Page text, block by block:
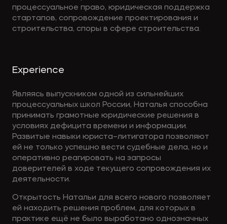
процессуальное право, юридическая поддержка
стартапов, сопровождение проектирования и
строительства, споры в сфере строительства.
Experience
Являясь выпускником одной из сильнейших
процессуальных школ России, Наталья способна
принимать грамотные юридические решения в
условиях дефицита времени и информации.
Развитые навыки юриста–литигатора позволяют
ей не только успешно вести судебные дела, но и
оперативно реагировать на запросы
доверителей в ходе текущего сопровождения их
деятельности.
Открытость Натальи для всего нового позволяет
ей находить решения проблем, для которых в
практике ещё не было выработано однозначных